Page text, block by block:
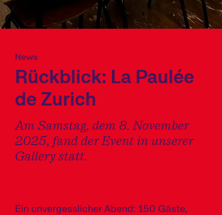
g
a
o
n
z
News
Rückblick: La Paulée
de Zurich
Am Samstag, dem 8. November
2025, fand der Event in unserer
Gallery statt.
Ein unvergesslicher Abend: 150 Gäste,